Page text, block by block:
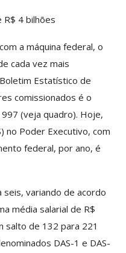
R$ 4 bilhões
a máquina federal, o
cada vez mais
Estatístico de
comissionados é o
(veja quadro). Hoje,
no Poder Executivo, com
federal, por ano, é
variando de acordo
média salarial de R$
salto de 132 para 221
DAS-1 e DAS-
Da ASSECOR
De Debate Sobre A
Das Carreiras Do…
5 ago, 2026
IMPRENSA